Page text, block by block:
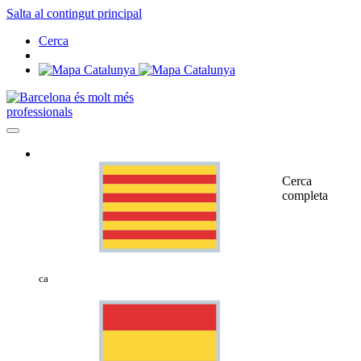
Salta al contingut principal
Cerca
professionals
ca
Cerca
completa